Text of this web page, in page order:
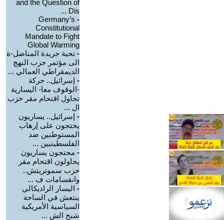
and the Question of
Dis ...
-
Germany’s
Constitutional
Mandate to Fight
Global Warming
- تحية جريدة المناضل-ة
الى مؤتمر حزب النهج
الديمقراطي العمالي ...
- إسرائيل.. حركة
-الوقوف معا- اليسارية
تحاول اقتحام مقر حزب
ال ...
- إسرائيل.. يساريون
يحتجون على إرهاب
المستوطنين ضد
الفلسطينيين ...
- محتجون يساريون
يحاولون اقتحام مقر
حزب سموتريتش..
وانقسامات ف ...
- اليسار الراديكالي
ينتعش في الساحة
السياسية الأمريكية
شبح الش ...